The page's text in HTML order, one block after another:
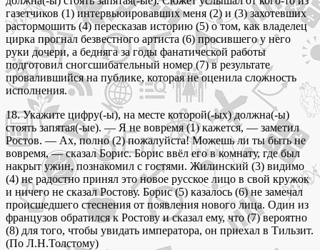
газетчиков (1) интервьюировавших меня (2) и (3) захотевших
растормошить (4) пересказав историю (5) о том, как владелец
цирка прогнал безвестного артиста (6) просившего у него
руки дочери, а бедняга за годы фанатической работы
подготовил сногсшибательный номер (7) в результате
провалившийся на публике, которая не оценила сложность
исполнения.
18. Укажите цифру(-ы), на месте которой(-ых) должна(-ы)
стоять запятая(-ые). — Я не вовремя (1) кажется, — заметил
Ростов. — Ах, полно (2) пожалуйста! Можешь ли ты быть не
вовремя, — сказал Борис. Борис ввёл его в комнату, где был
накрыт ужин, познакомил с гостями. Жилинский (3) видимо
(4) не радостно принял это новое русское лицо в свой кружок
и ничего не сказал Ростову. Борис (5) казалось (6) не замечал
происшедшего стеснения от появления нового лица. Один из
французов обратился к Ростову и сказал ему, что (7) вероятно
(8) для того, чтобы увидать императора, он приехал в Тильзит.
(По Л.Н.Толстому)